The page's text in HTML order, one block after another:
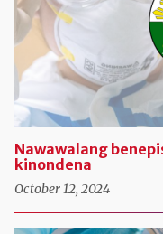
Nawawalang
kinondena
October 12, 2024